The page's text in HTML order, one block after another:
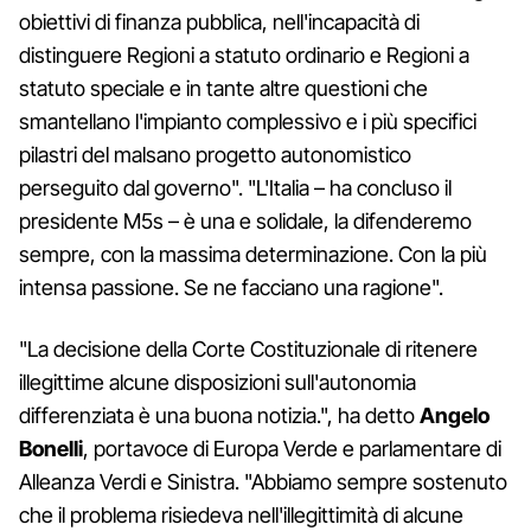
obiettivi di finanza pubblica, nell'incapacità di
distinguere Regioni a statuto ordinario e Regioni a
statuto speciale e in tante altre questioni che
smantellano l'impianto complessivo e i più specifici
pilastri del malsano progetto autonomistico
perseguito dal governo". "L'Italia – ha concluso il
presidente M5s – è una e solidale, la difenderemo
sempre, con la massima determinazione. Con la più
intensa passione. Se ne facciano una ragione".
"La decisione della Corte Costituzionale di ritenere
illegittime alcune disposizioni sull'autonomia
differenziata è una buona notizia.", ha dettoAngelo
Bonelli, portavoce di Europa Verde e parlamentare di
Alleanza Verdi e Sinistra. "Abbiamo sempre sostenuto
che il problema risiedeva nell'illegittimità di alcune